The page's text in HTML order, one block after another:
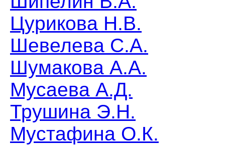
Цурикова Н.В.
Шевелева С.А.
Шумакова А.А.
Мусаева А.Д.
Трушина Э.Н.
Мустафина О.К.